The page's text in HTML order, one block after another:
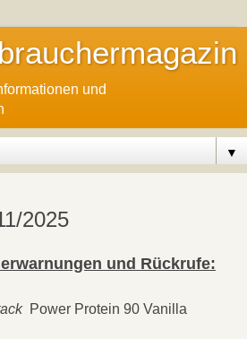
und
▼
2025
und Rückrufe:
Power Protein 90 Vanilla